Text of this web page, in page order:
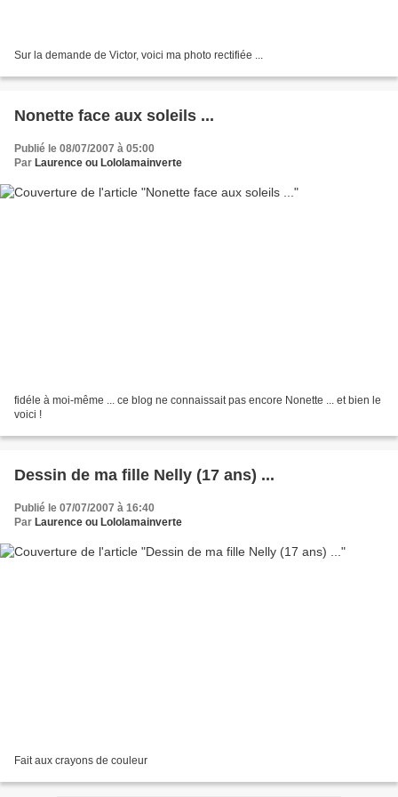
Sur la demande de Victor, voici ma photo rectifiée ...
Nonette face aux soleils ...
Publié le 08/07/2007 à 05:00
Par Laurence ou Lololamainverte
fidéle à moi-même ... ce blog ne connaissait pas encore Nonette ... et bien le
voici !
Dessin de ma fille Nelly (17 ans) ...
Publié le 07/07/2007 à 16:40
Par Laurence ou Lololamainverte
Fait aux crayons de couleur